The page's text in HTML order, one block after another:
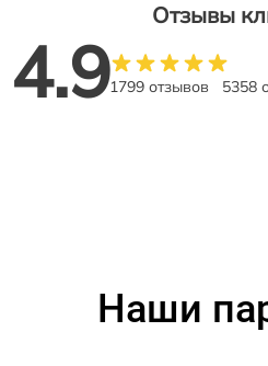
Отзывы
4.91799 отзывов 5358
Наши